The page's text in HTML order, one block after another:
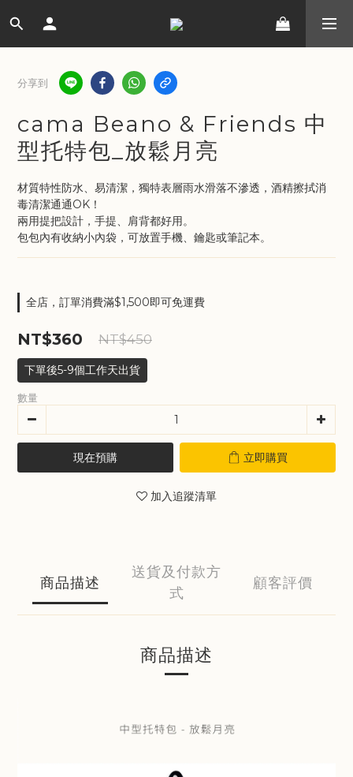
分享到
cama Beano & Friends 中
型托特包_放鬆月亮
材質特性防水、易清潔，獨特表層雨水滑落不滲透，酒精擦拭消
毒清潔通通OK！
兩用提把設計，手提、肩背都好用。
包包內有收納小內袋，可放置手機、鑰匙或筆記本。
全店，訂單消費滿$1,500即可免運費
NT$360 NT$450
下單後5-9個工作天出貨
數量
現在預購 立即購買
加入追蹤清單
商品描述
送貨及付款方
式
顧客評價
商品描述